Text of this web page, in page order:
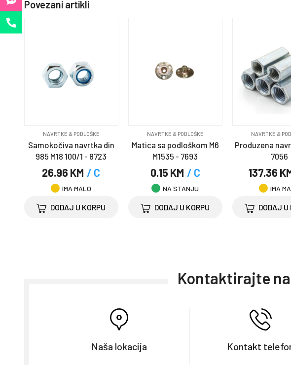
Povezani artikli
NAVRTKE & PODLOŠKE
Samokočiva navrtka din
985 M18 100/1 - 8723
26.96 KM / C
IMA MALO
DODAJ U KORPU
NAVRTKE & PODLOŠKE
Matica sa podloškom M6
M1535 - 7693
0.15 KM / C
NA STANJU
DODAJ U KORPU
NAVRTKE &
Produzena
7056
137.36
IMA
DODAJ U
Kontaktirajte
Naša lokacija Kontakt